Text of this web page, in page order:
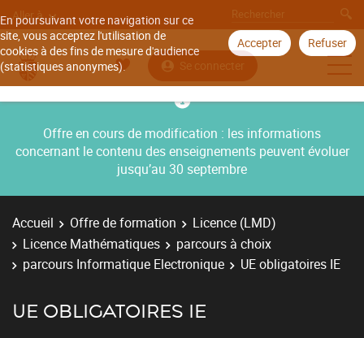
En poursuivant votre navigation sur ce
site, vous acceptez l'utilisation de
cookies à des fins de mesure d'audience
(statistiques anonymes).
Accepter Refuser
Aller à
Se connecter
Offre en cours de modification : les informations
concernant le contenu des enseignements peuvent évoluer
jusqu’au 30 septembre
Accueil Offre de formation
Licence (LMD)
Licence Mathématiques
parcours à choix
parcours Informatique Electronique
UE obligatoires IE
UE OBLIGATOIRES IE